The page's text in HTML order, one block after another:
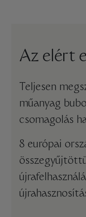
Az elért
Teljesen
műanyag
csomagolás
8 európai